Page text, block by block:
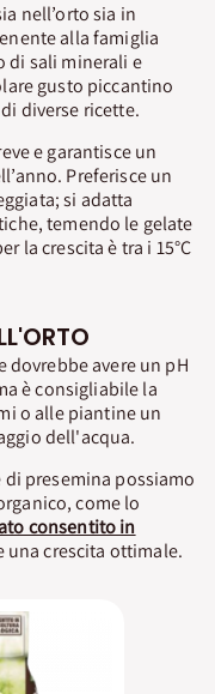
nell’orto sia in
alla famiglia
di sali minerali e
gusto piccantino
diverse ricette.
e garantisce un
Preferisce un
si adatta
temendo le gelate
la crescita è tra i 15°C
dovrebbe avere un pH
è consigliabile la
o alle piantine un
dell'acqua.
presemina possiamo
come lo
consentito in
una crescita ottimale.